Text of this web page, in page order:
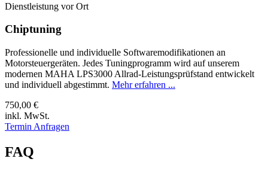
Dienstleistung vor Ort
Chiptuning
Professionelle und individuelle Softwaremodifikationen an
Motorsteuergeräten. Jedes Tuningprogramm wird auf unserem
modernen MAHA LPS3000 Allrad-Leistungsprüfstand entwickelt
und individuell abgestimmt. Mehr erfahren ...
750,00 €
inkl. MwSt.
Termin Anfragen
FAQ